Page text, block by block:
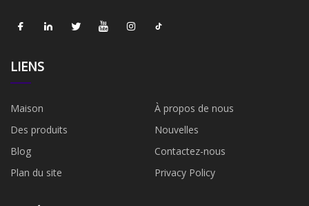
LIENS
Maison
À propos de nous
Des produits
Nouvelles
Blog
Contactez-nous
Plan du site
Privacy Policy